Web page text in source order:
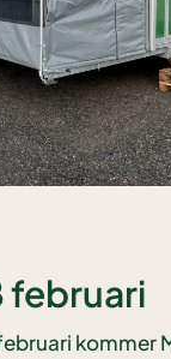
februari
kommer